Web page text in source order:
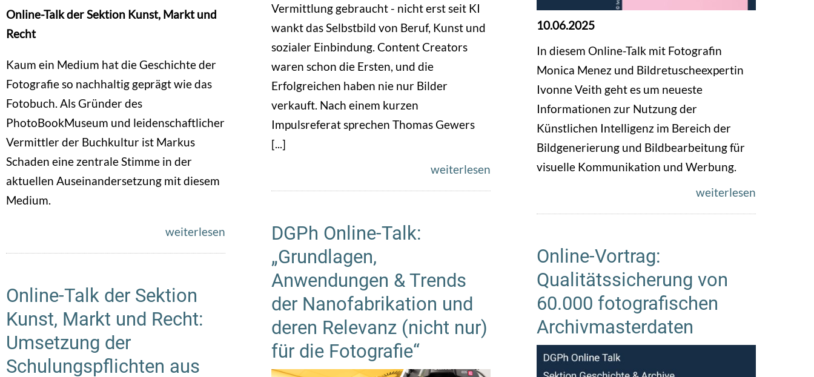
Online-Talk der Sektion Kunst, Markt und
Recht
Kaum ein Medium hat die Geschichte der
Fotografie so nachhaltig geprägt wie das
Fotobuch. Als Gründer des
PhotoBookMuseum und leidenschaftlicher
Vermittler der Buchkultur ist Markus
Schaden eine zentrale Stimme in der
aktuellen Auseinandersetzung mit diesem
Medium.
weiterlesen
Vermittlung gebraucht - nicht erst seit KI
wankt das Selbstbild von Beruf, Kunst und
sozialer Einbindung. Content Creators
waren schon die Ersten, und die
Erfolgreichen haben nie nur Bilder
verkauft. Nach einem kurzen
Impulsreferat sprechen Thomas Gewers
[...]
weiterlesen
10.06.2025
In diesem Online-Talk mit Fotografin
Monica Menez und Bildretuscheexpertin
Ivonne Veith geht es um neueste
Informationen zur Nutzung der
Künstlichen Intelligenz im Bereich der
Bildgenerierung und Bildbearbeitung für
visuelle Kommunikation und Werbung.
weiterlesen
DGPh Online-Talk:
„Grundlagen,
Anwendungen & Trends
der Nanofabrikation und
deren Relevanz (nicht nur)
für die Fotografie“
Online-Vortrag:
Qualitätssicherung von
60.000 fotografischen
Archivmasterdaten
Online-Talk der Sektion
Kunst, Markt und Recht:
Umsetzung der
Schulungspflichten aus